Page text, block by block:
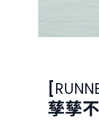
孳孳